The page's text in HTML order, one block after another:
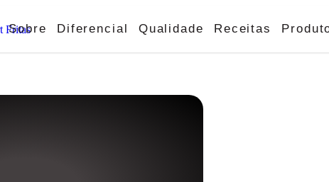
Sobre Diferencial Qualidade Receitas